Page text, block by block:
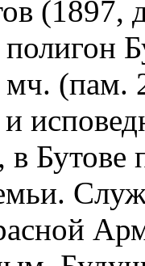
(1897,
(пам.
в Бутове